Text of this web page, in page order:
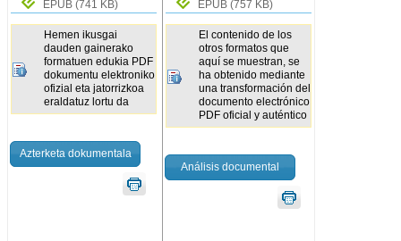
EPUB (741 KB)
Hemen ikusgai
dauden gainerako
formatuen edukia PDF
dokumentu elektroniko
ofizial eta jatorrizkoa
eraldatuz lortu da
Azterketa dokumentala
EPUB(757 KB)
El contenido de los
otros formatos que
aquí se muestran, se
ha obtenido mediante
una transformación del
documento electrónico
PDF oficial y auténtico
Análisis documental